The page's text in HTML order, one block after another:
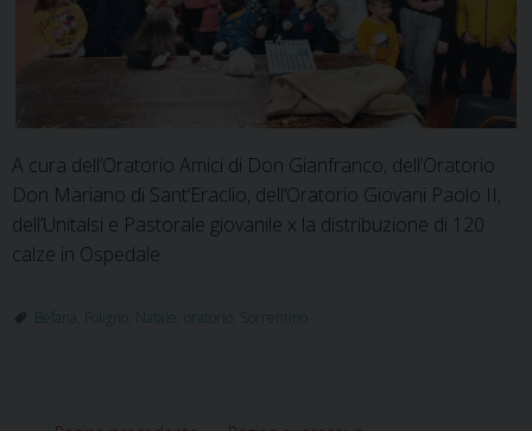
A cura dell’Oratorio Amici di Don Gianfranco, dell’Oratorio
Don Mariano di Sant’Eraclio, dell’Oratorio Giovani Paolo II,
dell’Unitalsi e Pastorale giovanile x la distribuzione di 120
calze in Ospedale.
Befana Foligno Natale oratorio Sorrentino